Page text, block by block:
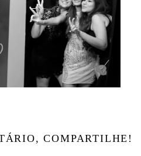
COMPARTILHE!